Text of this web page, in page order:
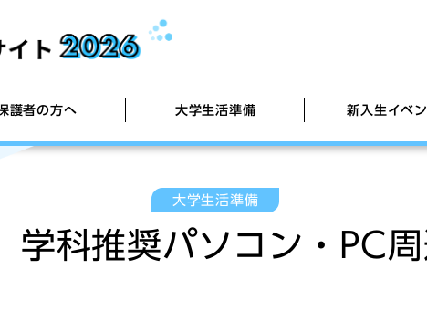
大学生活ガイド 東京電機
護者の方へ
シ
組合員証発行（大学生協アプリ）について 学生生活
大学生活準備
年
【PC】学科推奨パソコン・PC周辺機器 【PC保証
【PC】辞
新入生イベ
新入生歓迎会・Girls' Talk
新生活用品のご案内 モバイル
悪質商法
大学生活準備
学科推奨パソコン・PC